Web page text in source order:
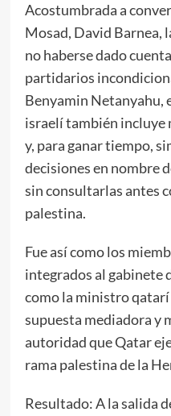
Acostumbrada a
Mosad, David Barnea,
no haberse dado
partidarios
Benyamin Netanyahu,
israelí también incluye
y, para ganar tiempo,
decisiones en nombre
sin consultarlas antes
palestina.
Fue así como los
integrados al gabinete
como la ministro qatarí
supuesta mediadora y
autoridad que Qatar
rama palestina de la
Resultado: A la salida